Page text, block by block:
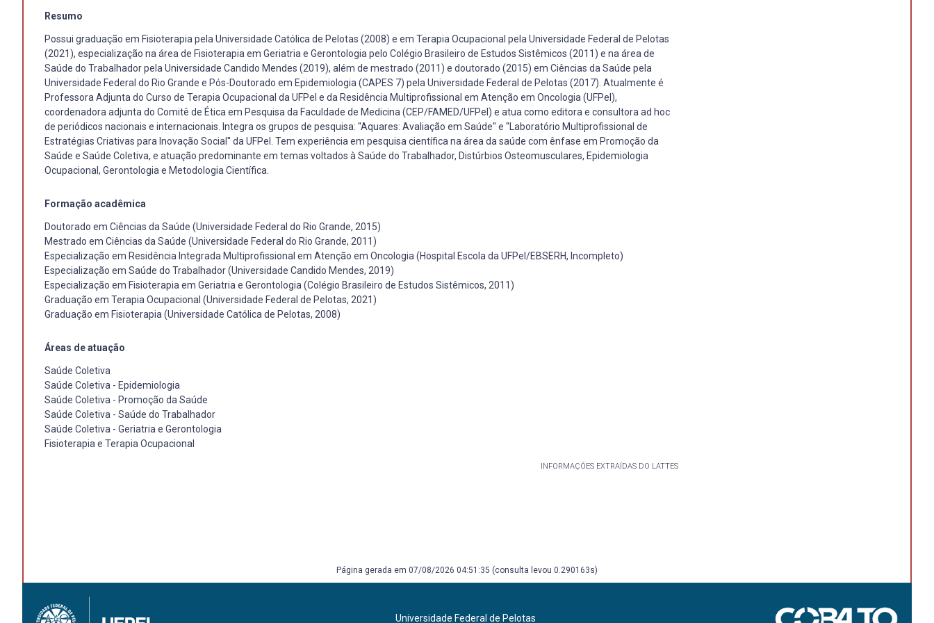
Resumo
Possui graduação em Fisioterapia pela Universidade Católica de Pelotas (2008) e em Terapia Ocupacional pela Universidade Federal de Pelotas
(2021), especialização na área de Fisioterapia em Geriatria e Gerontologia pelo Colégio Brasileiro de Estudos Sistêmicos (2011) e na área de
Saúde do Trabalhador pela Universidade Candido Mendes (2019), além de mestrado (2011) e doutorado (2015) em Ciências da Saúde pela
Universidade Federal do Rio Grande e Pós-Doutorado em Epidemiologia (CAPES 7) pela Universidade Federal de Pelotas (2017). Atualmente é
Professora Adjunta do Curso de Terapia Ocupacional da UFPel e da Residência Multiprofissional em Atenção em Oncologia (UFPel),
coordenadora adjunta do Comitê de Ética em Pesquisa da Faculdade de Medicina (CEP/FAMED/UFPel) e atua como editora e consultora ad hoc
de periódicos nacionais e internacionais. Integra os grupos de pesquisa: ''Aquares: Avaliação em Saúde'' e ''Laboratório Multiprofissional de
Estratégias Criativas para Inovação Social'' da UFPel. Tem experiência em pesquisa científica na área da saúde com ênfase em Promoção da
Saúde e Saúde Coletiva, e atuação predominante em temas voltados à Saúde do Trabalhador, Distúrbios Osteomusculares, Epidemiologia
Ocupacional, Gerontologia e Metodologia Científica.
Formação acadêmica
Doutorado em Ciências da Saúde (Universidade Federal do Rio Grande, 2015)
Mestrado em Ciências da Saúde (Universidade Federal do Rio Grande, 2011)
Especialização em Residência Integrada Multiprofissional em Atenção em Oncologia (Hospital Escola da UFPel/EBSERH, Incompleto)
Especialização em Saúde do Trabalhador (Universidade Candido Mendes, 2019)
Especialização em Fisioterapia em Geriatria e Gerontologia (Colégio Brasileiro de Estudos Sistêmicos, 2011)
Graduação em Terapia Ocupacional (Universidade Federal de Pelotas, 2021)
Graduação em Fisioterapia (Universidade Católica de Pelotas, 2008)
Áreas de atuação
Saúde Coletiva
Saúde Coletiva - Epidemiologia
Saúde Coletiva - Promoção da Saúde
Saúde Coletiva - Saúde do Trabalhador
Saúde Coletiva - Geriatria e Gerontologia
Fisioterapia e Terapia Ocupacional
INFORMAÇÕES EXTRAÍDAS DO LATTES
Página gerada em 07/08/2026 04:51:35 (consulta levou 0.290163s)
Universidade Federal de Pelotas